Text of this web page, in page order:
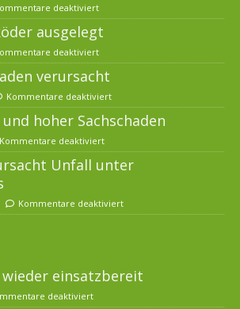
deaktiviert
ausgelegt
deaktiviert
verursacht
Kommentare deaktiviert
hoher Sachschaden
Kommentare deaktiviert
Unfall unter
Kommentare deaktiviert
einsatzbereit
deaktiviert